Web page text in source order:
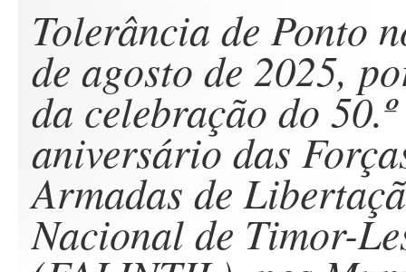
Tolerância de Ponto
de agosto de 2025,
da celebração do 50.º
aniversário das
Armadas de
Nacional de Timor-